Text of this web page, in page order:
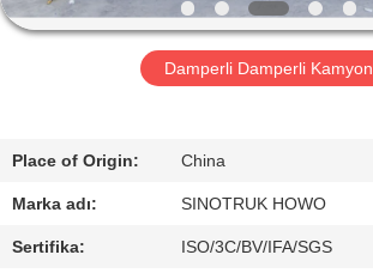
FABRIKA
KALITE
KONTROLÜ
Damperli Damperli Kamyon
Place of Origin: China
Marka adı: SINOTRUK HOWO
Sertifika: ISO/3C/BV/IFA/SGS